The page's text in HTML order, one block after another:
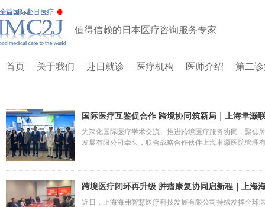
首页 关于我们 赴日就诊 医疗机构 医师介绍 第二
值得信赖的日本医疗咨询服务专家
国际医疗互鉴促合作 跨境协同筑新局｜上海聿灏
医学中心
为深化国际医疗学术交流、推进跨境医疗服务协同，聚焦
发展有限公司牵头，联合战略合作伙伴上海聿灏医院管理
跨境医疗闭环再升级 肿瘤康复协同启新程｜上海
新虹桥国际门诊部
近日，上海海弗智慧医疗科技发展有限公司持续发挥全球